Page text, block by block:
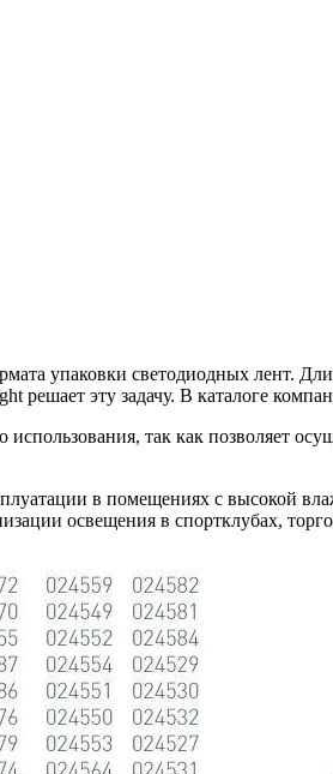
упаковки светодиодных лент.
решает эту задачу. В каталоге
так как позволяет
в помещениях с высокой
освещения в спортклубах,